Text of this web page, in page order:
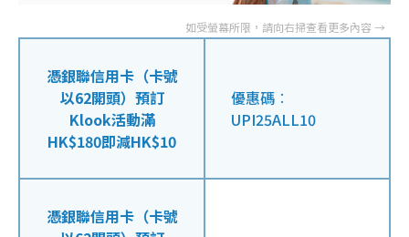
憑銀聯信用卡（卡號
以62開頭）預訂
Klook活動滿
HK$180即減HK$10
優惠碼︰
UPI25ALL10
憑銀聯信用卡（卡號